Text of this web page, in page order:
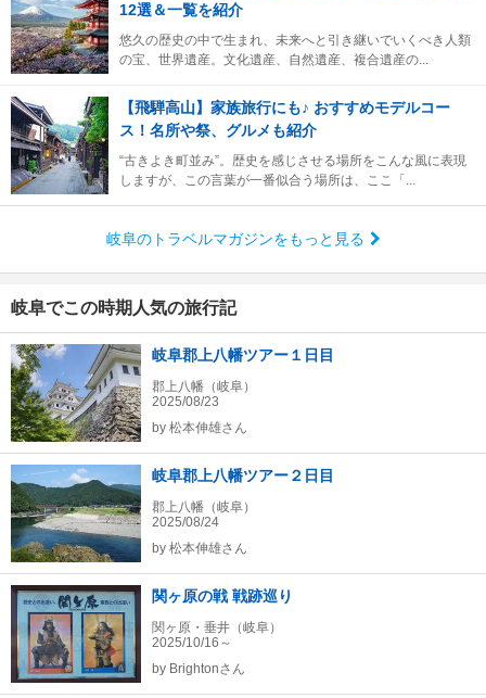
12選＆一覧を紹介
悠久の歴史の中で生まれ、未来へと引き継いでいくべき人類
の宝、世界遺産。文化遺産、自然遺産、複合遺産の...
【飛騨高山】家族旅行にも♪ おすすめモデルコー
ス！名所や祭、グルメも紹介
“古きよき町並み”。歴史を感じさせる場所をこんな風に表現
しますが、この言葉が一番似合う場所は、ここ「...
岐阜のトラベルマガジンをもっと見る
岐阜でこの時期人気の旅行記
岐阜郡上八幡ツアー１日目
郡上八幡（岐阜）
2025/08/23
by 松本伸雄さん
岐阜郡上八幡ツアー２日目
郡上八幡（岐阜）
2025/08/24
by 松本伸雄さん
関ヶ原の戦 戦跡巡り
関ヶ原・垂井（岐阜）
2025/10/16～
by Brightonさん